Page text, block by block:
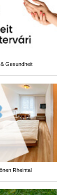
Gesundheit
Rheintal